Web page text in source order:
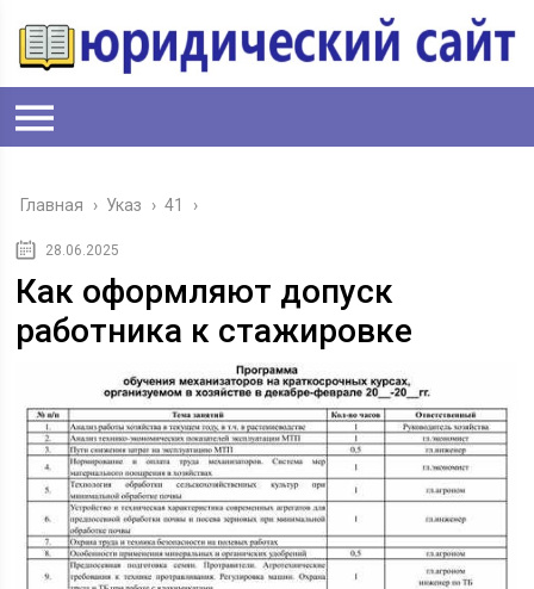
Главная › Указ › 41 ›
28.06.2025
Как оформляют допуск
работника к стажировке